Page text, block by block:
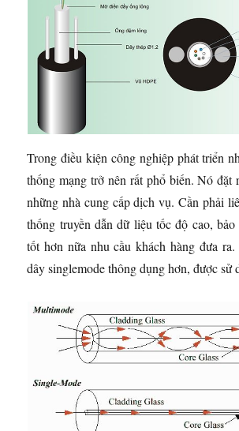
Trong điều kiện công nghiệp phát triển
thống mạng trở nên rất phổ biến. Nó đặt
những nhà cung cấp dịch vụ. Cần phải
thống truyền dẫn dữ liệu tốc độ cao,
tốt hơn nữa nhu cầu khách hàng đưa
dây singlemode thông dụng hơn, được sử